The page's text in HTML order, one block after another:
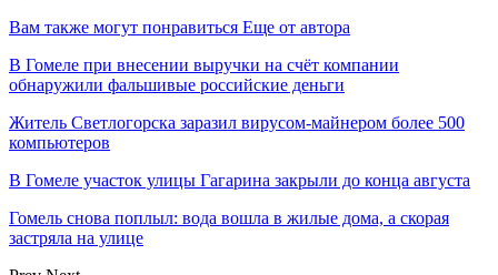
Вам также могут понравиться Еще от автора
В Гомеле при внесении выручки на счёт компании
обнаружили фальшивые российские деньги
Житель Светлогорска заразил вирусом-майнером более 500
компьютеров
В Гомеле участок улицы Гагарина закрыли до конца августа
Гомель снова поплыл: вода вошла в жилые дома, а скорая
застряла на улице